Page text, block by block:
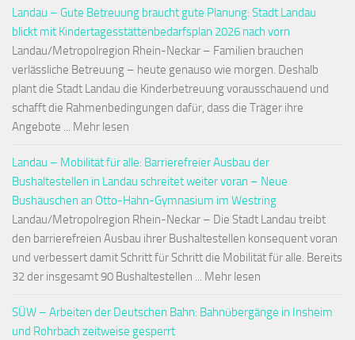
Landau – Gute Betreuung braucht gute Planung: Stadt Landau
blickt mit Kindertagesstättenbedarfsplan 2026 nach vorn
Landau/Metropolregion Rhein-Neckar – Familien brauchen
verlässliche Betreuung – heute genauso wie morgen. Deshalb
plant die Stadt Landau die Kinderbetreuung vorausschauend und
schafft die Rahmenbedingungen dafür, dass die Träger ihre
Angebote ... Mehr lesen
Landau – Mobilität für alle: Barrierefreier Ausbau der
Bushaltestellen in Landau schreitet weiter voran – Neue
Bushäuschen an Otto-Hahn-Gymnasium im Westring
Landau/Metropolregion Rhein-Neckar – Die Stadt Landau treibt
den barrierefreien Ausbau ihrer Bushaltestellen konsequent voran
und verbessert damit Schritt für Schritt die Mobilität für alle. Bereits
32 der insgesamt 90 Bushaltestellen ... Mehr lesen
SÜW – Arbeiten der Deutschen Bahn: Bahnübergänge in Insheim
und Rohrbach zeitweise gesperrt